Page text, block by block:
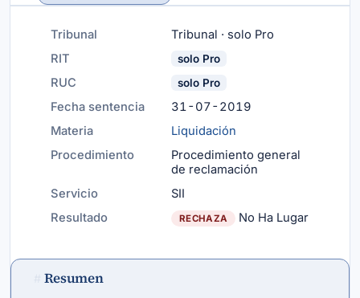
Tribunal
Tribunal · solo Pro
RIT
solo Pro
RUC solo Pro
Fecha sentencia
31-07-2019
Materia
Liquidación
Procedimiento
Procedimiento general
de reclamación
Servicio
SII
Resultado
RECHAZA No Ha Lugar
Resumen